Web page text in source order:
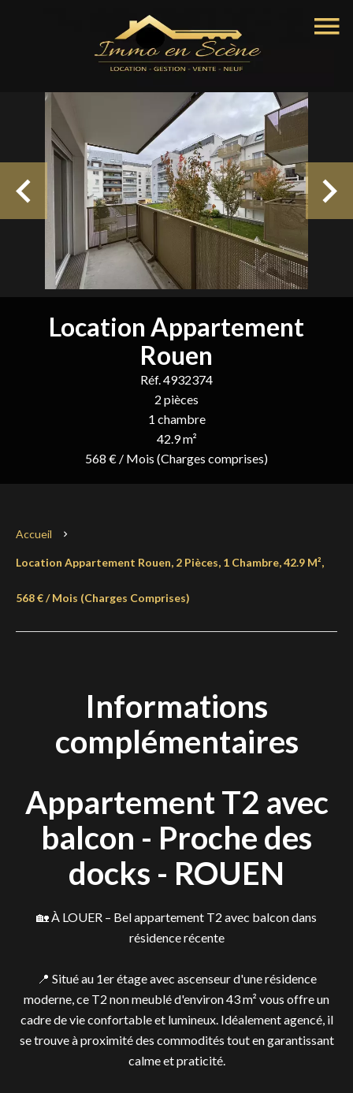
Location Appartement
Rouen
Réf. 4932374
2 pièces
1 chambre
42.9 m²
568 € / Mois (Charges comprises)
Accueil
Location Appartement Rouen, 2 Pièces, 1 Chambre, 42.9 M²,
568 € / Mois (Charges Comprises)
Informations
complémentaires
Appartement T2 avec
balcon - Proche des
docks - ROUEN
🏡 À LOUER – Bel appartement T2 avec balcon dans
résidence récente
📍 Situé au 1er étage avec ascenseur d'une résidence
moderne, ce T2 non meublé d'environ 43 m² vous offre un
cadre de vie confortable et lumineux. Idéalement agencé, il
se trouve à proximité des commodités tout en garantissant
calme et praticité.